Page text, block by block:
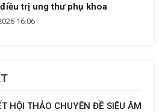
trị ung thư phụ khoa
16:06
HỘI THẢO CHUYÊN ĐỀ SIÊU ÂM